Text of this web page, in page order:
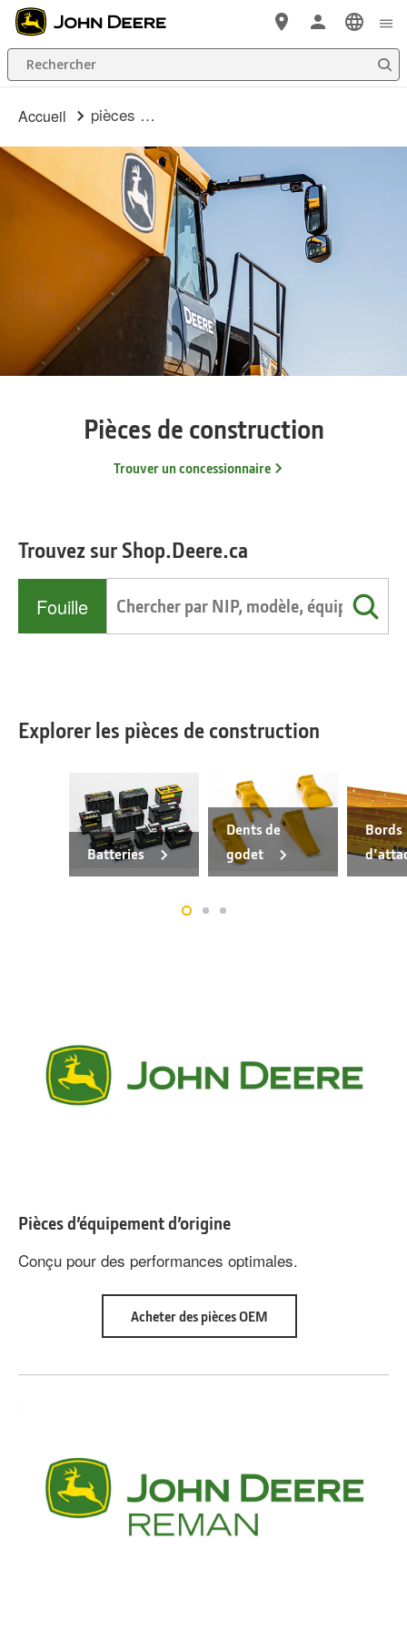
Passer au contenu principal
Rechercher
Accueil pièces construction
Pièces de construction
Trouver un concessionnaire
Trouvez sur Shop.Deere.ca
Fouille
Explorer les pièces de construction
Batteries
Dents de
godet
Bords
Pièces d’équipement d’origine
Conçu pour des performances optimales.
Acheter des pièces OEMabout
d’équipement